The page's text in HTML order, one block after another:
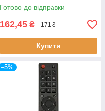
Готово до відправки
162,45 ₴ 171 ₴
Купити
–5%